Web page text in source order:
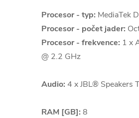
Procesor - typ: MediaTek
Procesor - počet jader:
Procesor - frekvence: 1 x
@ 2.2 GHz
Audio: 4 x JBL® Speakers
RAM [GB]: 8